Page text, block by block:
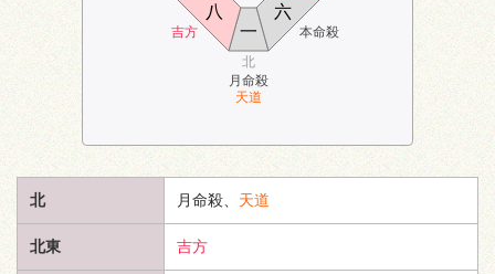
吉方
月命殺
天道
本命殺
北
一
六
八
北 月命殺、 天道
北東 吉方